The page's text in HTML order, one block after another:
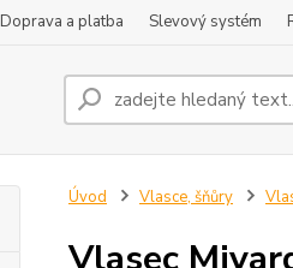
Doprava a platba Slevový systém
Úvod Vlasce, šňůry